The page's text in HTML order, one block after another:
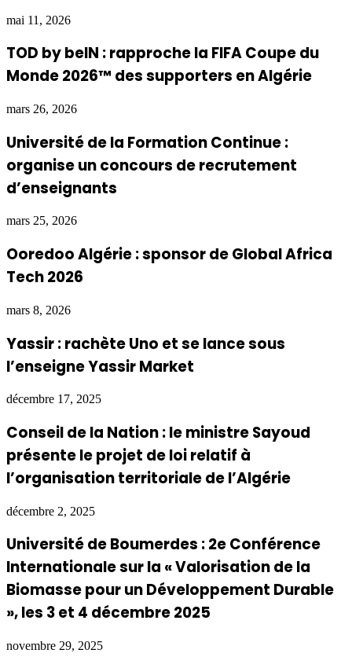
mai 11, 2026
TOD by beIN : rapproche la FIFA Coupe du
Monde 2026™ des supporters en Algérie
mars 26, 2026
Université de la Formation Continue :
organise un concours de recrutement
d’enseignants
mars 25, 2026
Ooredoo Algérie : sponsor de Global Africa
Tech 2026
mars 8, 2026
Yassir : rachète Uno et se lance sous
l’enseigne Yassir Market
décembre 17, 2025
Conseil de la Nation : le ministre Sayoud
présente le projet de loi relatif à
l’organisation territoriale de l’Algérie
décembre 2, 2025
Université de Boumerdes : 2e Conférence
Internationale sur la « Valorisation de la
Biomasse pour un Développement Durable
», les 3 et 4 décembre 2025
novembre 29, 2025